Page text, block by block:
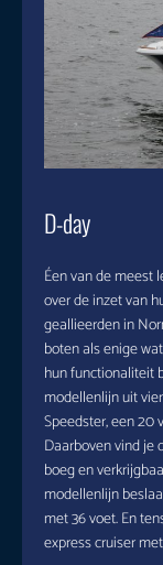
D-day
Éen van de meest
over de inzet van
geallieerden in
boten als enige
hun functionaliteit
modellenlijn uit
Speedster, een 20
Daarboven vind je
boeg en
modellenlijn
met 36 voet. En
express cruiser